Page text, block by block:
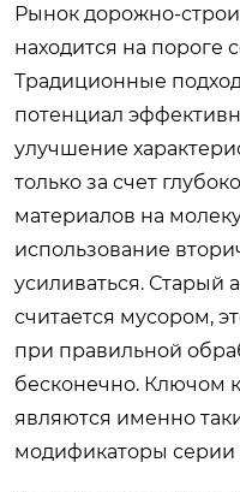
Рынок дорожно-
находится на пороге
Традиционные
потенциал
улучшение
только за счет
материалов на
использование
усиливаться. Старый
считается мусором,
при правильной
бесконечно. Ключом
являются именно
модификаторы серии